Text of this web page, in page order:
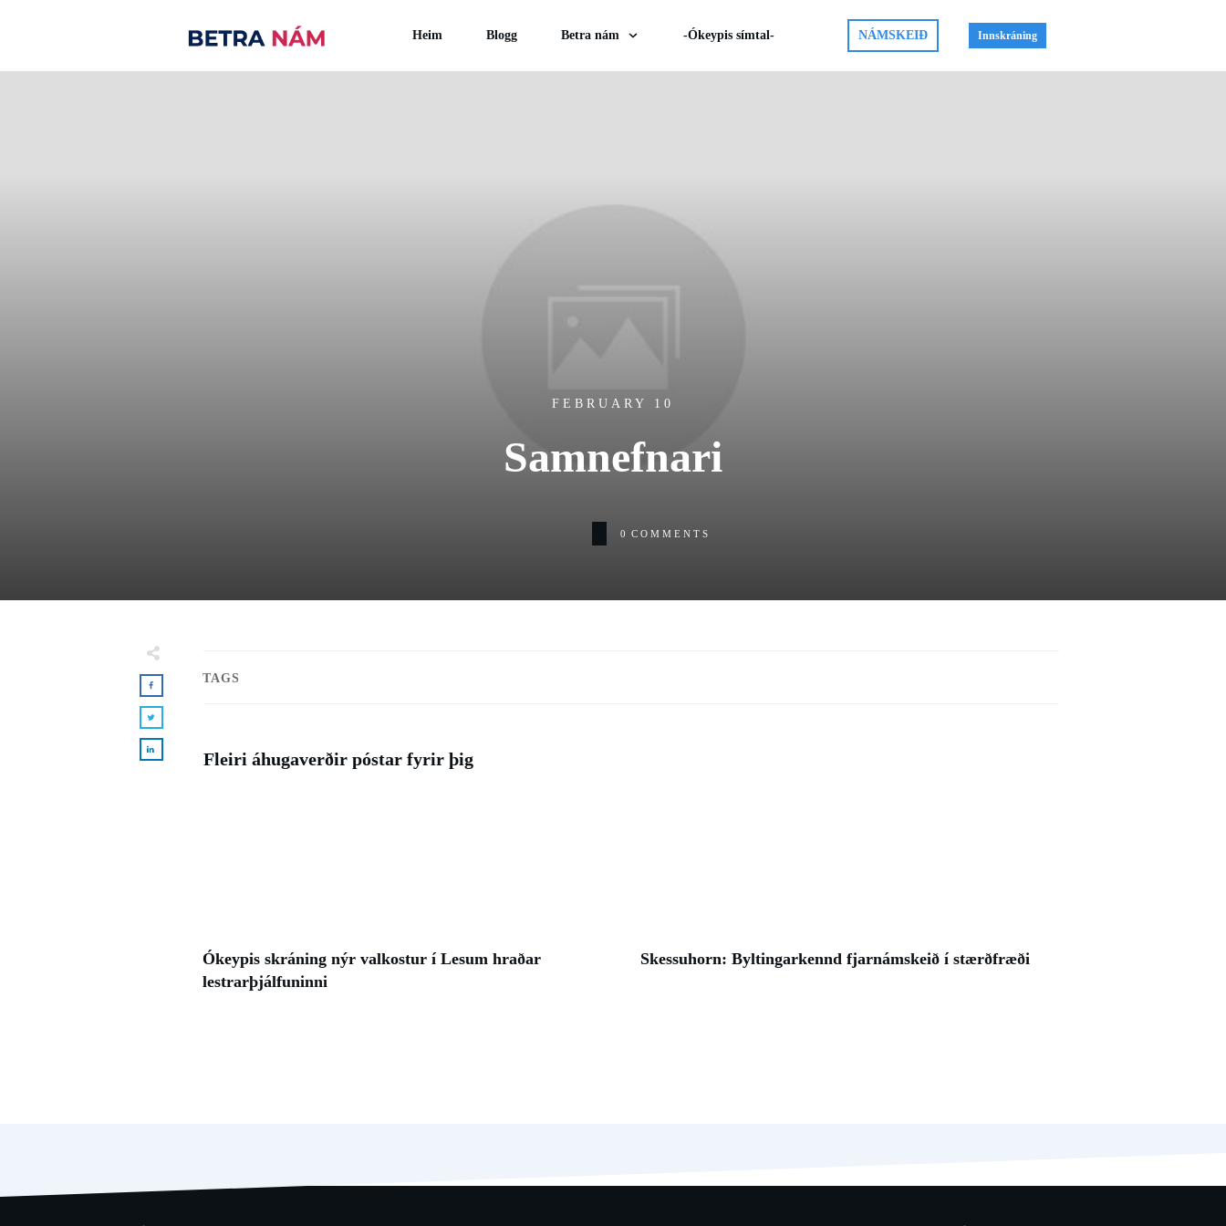
Heim Blogg Betra nám -Ókeypis símtal- NÁMSKEIÐ Innskráning
FEBRUARY 10
Samnefnari
0 COMMENTS
TAGS
Fleiri áhugaverðir póstar fyrir þig
Ókeypis skráning nýr valkostur í Lesum hraðar
lestrarþjálfuninni
Skessuhorn: Byltingarkennd fjarnámskeið í stærðfræði